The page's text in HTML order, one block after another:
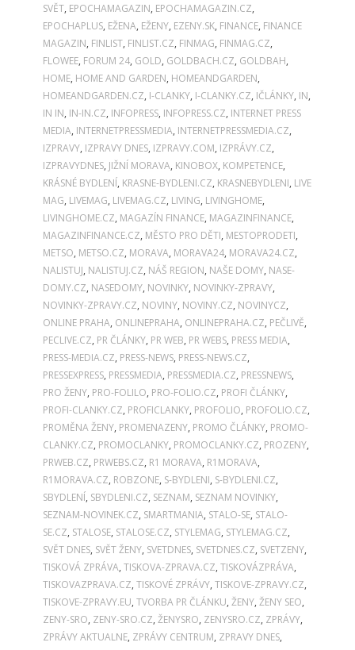
SVĚT, EPOCHAMAGAZIN, EPOCHAMAGAZIN.CZ,
EPOCHAPLUS, EŽENA, EŽENY, EZENY.SK, FINANCE, FINANCE
MAGAZIN, FINLIST, FINLIST.CZ, FINMAG, FINMAG.CZ,
FLOWEE, FORUM 24, GOLD, GOLDBACH.CZ, GOLDBAH,
HOME, HOME AND GARDEN, HOMEANDGARDEN,
HOMEANDGARDEN.CZ, I-CLANKY, I-CLANKY.CZ, IČLÁNKY, IN,
IN IN, IN-IN.CZ, INFOPRESS, INFOPRESS.CZ, INTERNET PRESS
MEDIA, INTERNETPRESSMEDIA, INTERNETPRESSMEDIA.CZ,
IZPRAVY, IZPRAVY DNES, IZPRAVY.COM, IZPRÁVY.CZ,
IZPRAVYDNES, JIŽNÍ MORAVA, KINOBOX, KOMPETENCE,
KRÁSNÉ BYDLENÍ, KRASNE-BYDLENI.CZ, KRASNEBYDLENI, LIVE
MAG, LIVEMAG, LIVEMAG.CZ, LIVING, LIVINGHOME,
LIVINGHOME.CZ, MAGAZÍN FINANCE, MAGAZINFINANCE,
MAGAZINFINANCE.CZ, MĚSTO PRO DĚTI, MESTOPRODETI,
METSO, METSO.CZ, MORAVA, MORAVA24, MORAVA24.CZ,
NALISTUJ, NALISTUJ.CZ, NÁŠ REGION, NAŠE DOMY, NASE-
DOMY.CZ, NASEDOMY, NOVINKY, NOVINKY-ZPRAVY,
NOVINKY-ZPRAVY.CZ, NOVINY, NOVINY.CZ, NOVINYCZ,
ONLINE PRAHA, ONLINEPRAHA, ONLINEPRAHA.CZ, PEČLIVĚ,
PECLIVE.CZ, PR ČLÁNKY, PR WEB, PR WEBS, PRESS MEDIA,
PRESS-MEDIA.CZ, PRESS-NEWS, PRESS-NEWS.CZ,
PRESSEXPRESS, PRESSMEDIA, PRESSMEDIA.CZ, PRESSNEWS,
PRO ŽENY, PRO-FOLILO, PRO-FOLIO.CZ, PROFI ČLÁNKY,
PROFI-CLANKY.CZ, PROFICLANKY, PROFOLIO, PROFOLIO.CZ,
PROMĚNA ŽENY, PROMENAZENY, PROMO ČLÁNKY, PROMO-
CLANKY.CZ, PROMOCLANKY, PROMOCLANKY.CZ, PROZENY,
PRWEB.CZ, PRWEBS.CZ, R1 MORAVA, R1MORAVA,
R1MORAVA.CZ, ROBZONE, S-BYDLENI, S-BYDLENI.CZ,
SBYDLENÍ, SBYDLENI.CZ, SEZNAM, SEZNAM NOVINKY,
SEZNAM-NOVINEK.CZ, SMARTMANIA, STALO-SE, STALO-
SE.CZ, STALOSE, STALOSE.CZ, STYLEMAG, STYLEMAG.CZ,
SVĚT DNES, SVĚT ŽENY, SVETDNES, SVETDNES.CZ, SVETZENY,
TISKOVÁ ZPRÁVA, TISKOVA-ZPRAVA.CZ, TISKOVÁZPRÁVA,
TISKOVAZPRAVA.CZ, TISKOVÉ ZPRÁVY, TISKOVE-ZPRAVY.CZ,
TISKOVE-ZPRAVY.EU, TVORBA PR ČLÁNKU, ŽENY, ŽENY SEO,
ZENY-SRO, ZENY-SRO.CZ, ŽENYSRO, ZENYSRO.CZ, ZPRÁVY,
ZPRÁVY AKTUALNE, ZPRÁVY CENTRUM, ZPRAVY DNES,